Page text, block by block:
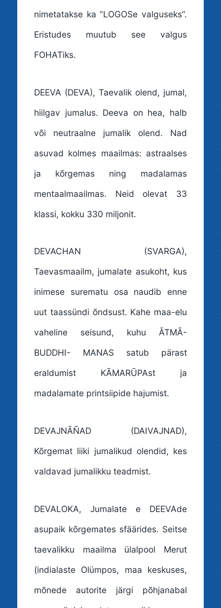
nimetatakse ka “LOGOSe valguseks”.
Eristudes muutub see valgus
FOHATiks.
DEEVA (DEVA), Taevalik olend, jumal,
hiilgav jumalus. Deeva on hea, halb
või neutraalne jumalik olend. Nad
asuvad kolmes maailmas: astraalses
ja kõrgemas ning madalamas
mentaalmaailmas. Neid olevat 33
klassi, kokku 330 miljonit.
DEVACHAN (SVARGA),
Taevasmaailm, jumalate asukoht, kus
inimese surematu osa naudib enne
uut taassündi õndsust. Kahe maa-elu
vaheline seisund, kuhu ĀTMĀ-
BUDDHI- MANAS satub pärast
eraldumist KĀMARŪPAst ja
madalamate printsiipide hajumist.
DEVAJNĀÑAD (DAIVAJNAD),
Kõrgemat liiki jumalikud olendid, kes
valdavad jumalikku teadmist.
DEVALOKA, Jumalate e DEEVAde
asupaik kõrgemates sfäärides. Seitse
taevalikku maailma ülalpool Merut
(indialaste Olümpos, maa keskuses,
mõnede autorite järgi põhjanabal